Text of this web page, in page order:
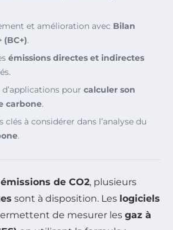
et amélioration avec Bilan
(BC+).
émissions directes et indirectes
pour calculer son
carbone.
clés à considérer dans l’analyse du
.
émissions de CO2, plusieurs
sont à disposition. Les logiciels
de mesurer les gaz à